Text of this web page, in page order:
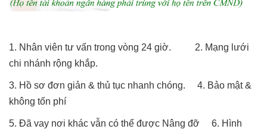
1. Nhân viên tư vấn trong vòng 24 giờ. 2. Mạng lưới
chi nhánh rộng khắp.
3. Hồ sơ đơn giản & thủ tục nhanh chóng. 4. Bảo mật &
không tốn phí
5. Đã vay nơi khác vẫn có thể được Nâng đỡ 6. Hình